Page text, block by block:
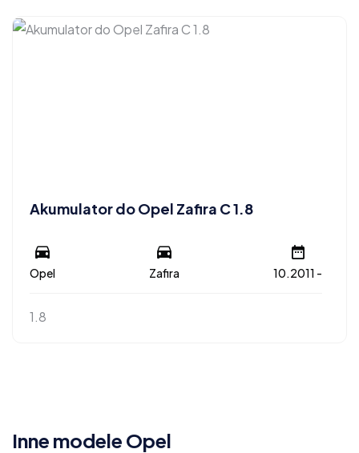
Akumulator do Opel Zafira C 1.8
Opel Zafira 10.2011 -
1.8
Inne modele Opel